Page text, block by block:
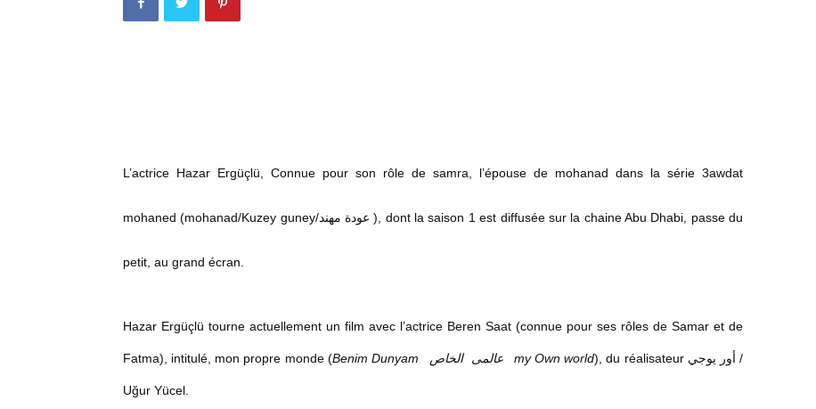
L’actrice Hazar Ergüçlü, Connue pour son rôle de samra, l’épouse de mohanad dans la série 3awdat
mohaned (mohanad/Kuzey guney/عودة مهند ), dont la saison 1 est diffusée sur la chaine Abu Dhabi, passe du
petit, au grand écran.
Hazar Ergüçlü tourne actuellement un film avec l’actrice Beren Saat (connue pour ses rôles de Samar et de
Fatma), intitulé, mon propre monde (Benim Dunyam عالمى الخاص my Own world), du réalisateur أور يوجي /
Uğur Yücel.